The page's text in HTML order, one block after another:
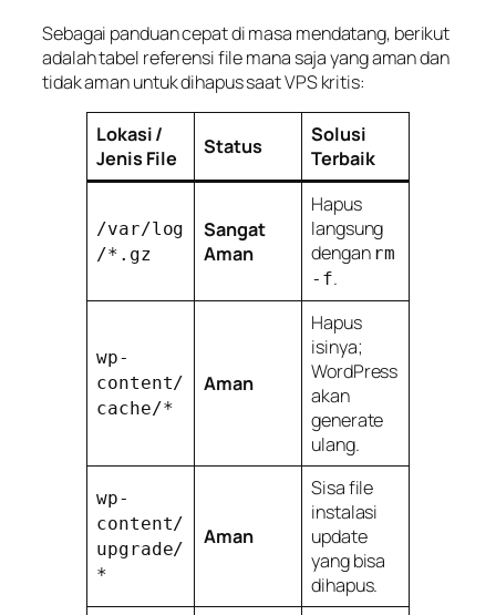
Sebagai panduan cepat di masa mendatang, berikut
adalah tabel referensi file mana saja yang aman dan
tidak aman untuk dihapus saat VPS kritis:
Lokasi /
Jenis File
Status
Solusi
Terbaik
/var/log
/*.gz
Sangat
Aman
Hapus
langsung
dengan rm
-f.
wp-
content/
cache/*
Aman
Hapus
isinya;
WordPress
akan
generate
ulang.
wp-
content/
upgrade/
*
Aman
Sisa file
instalasi
update
yang bisa
dihapus.